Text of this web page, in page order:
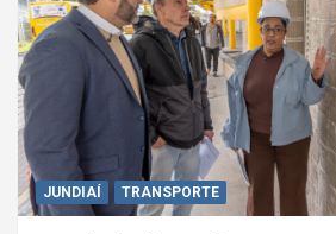
JUNDIAÍ TRANSPORTE